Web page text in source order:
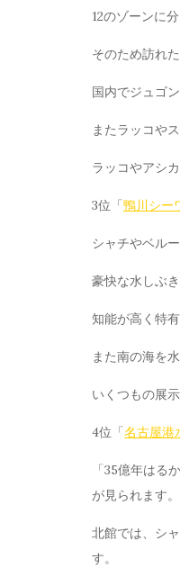
12のゾーンに
そのため訪れ
国内でジュゴ
またラッコや
ラッコやアシ
3位「鴨川シー
シャチやベル
豪快な水しぶ
知能が高く特
また南の海を
いくつもの展
4位「名古屋港
「35億年はる
が見られます。
北館では、シ
す。